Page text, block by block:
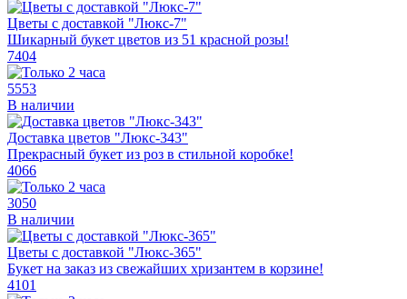
Цветы с доставкой "Люкс-7"
Шикарный букет цветов из 51 красной розы!
7404
5553
В наличии
Доставка цветов "Люкс-343"
Прекрасный букет из роз в стильной коробке!
4066
3050
В наличии
Цветы с доставкой "Люкс-365"
Букет на заказ из свежайших хризантем в корзине!
4101